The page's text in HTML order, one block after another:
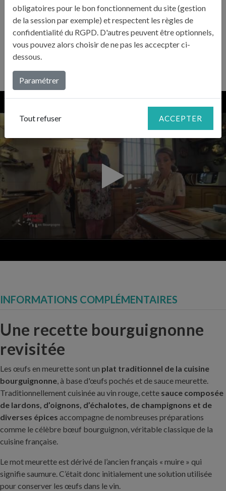
Pour faire les croûtons vous-même : coupez le pain de
campagne en croûtons et faites-les dorer dans 20 g de
beurre fondu à la poêle avec 1 gousse d’ail coupée en deux.»
INFORMATIONS COMPLÉMENTAIRES
Une recette bourguignonne
revisitée
Les œufs en meurette sont un plat traditionnel de la cuisine
bourguignonne, à base d'œufs pochés et de sauce meurette.
Traditionnellement cuisinée au vin rouge, cette sauce composée
de lardons, d’oignons, d’échalotes, de champignons et de
diverses épices accompagne de nombreuses préparations
comme le célèbre bœuf bourguignon, véritable classique de la
cuisine française.
Le mot meurette est dérivé de l’ancien français « muire » qui
signifie saumure. C’était donc initialement une solution utilisée
pour conserver les œufs dans le vin.
obligatoires pour le bon fonctionnement du site (gestion
de la session par exemple) et respectent les règles de
confidentialité du RGPD. D'autres peuvent être optionnels,
vous pouvez alors choisir de ne pas les accecpter ci-
dessous.
Paramétrer
Tout refuser ACCEPTER